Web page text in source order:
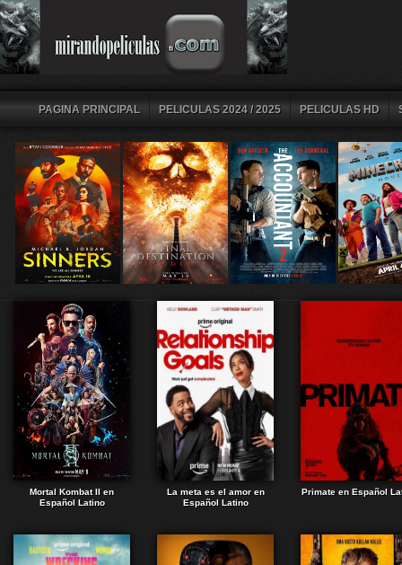
PAGINA PRINCIPAL PELICULAS 2024 / 2025 PELICULAS HD
Mortal Kombat II en
Español Latino
La meta es el amor en
Español Latino
Primate en Español